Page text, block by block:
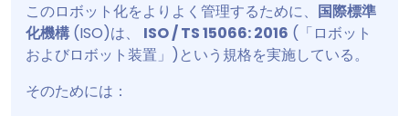
このロボット化をよりよく管理するために、 国際標準
化機構 (ISO)は、 ISO / TS 15066: 2016 (「ロボット
およびロボット装置」)という規格を実施している。
そのためには：